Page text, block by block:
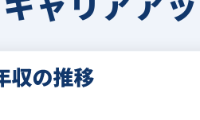
キャリアア